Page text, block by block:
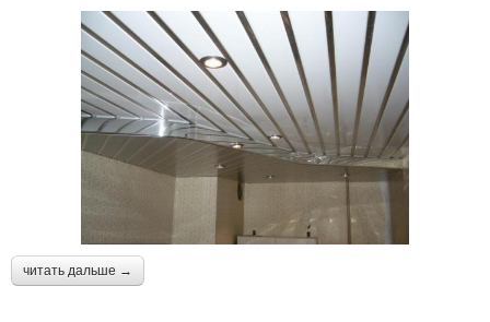
читать дальше →